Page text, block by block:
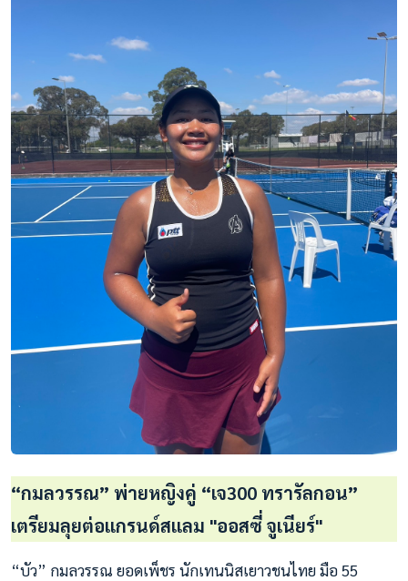
“กมลวรรณ” พ่ายหญิงคู่ “เจ300 ทรารัลกอน”
เตรียมลุยต่อแกรนด์สแลม "ออสซี่ จูเนียร์"
“บัว” กมลวรรณ ยอดเพ็ชร นักเทนนิสเยาวชนไทย มือ 55